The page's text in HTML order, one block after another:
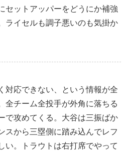
セットアッパーをどうにか補強
ライセルも調子悪いのも気掛か
対応できない、という情報が全
全チーム全投手が外角に落ちる
で攻めてくる。大谷は三振ばか
スから三塁側に踏み込んでレフ
い。トラウトは右打席でやって